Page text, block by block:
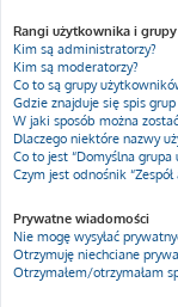
Rangi użytkownika i grupy
Kim są administratorzy?
Kim są moderatorzy?
Co to są grupy
Gdzie znajduje się spis
W jaki sposób można
Dlaczego niektóre nazwy
Co to jest “Domyślna grupa
Czym jest odnośnik
Prywatne wiadomości
Nie mogę wysyłać
Otrzymuję niechciane
Otrzymałem/otrzymałam